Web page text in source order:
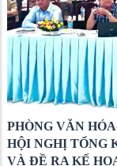
PHÒNG VĂN
HỘI NGHỊ TỔNG
VÀ ĐỀ RA KẾ